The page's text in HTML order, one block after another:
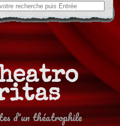
d'un théatrophile